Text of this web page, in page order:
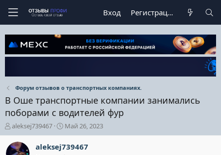
Вход Регистрация
Форум отзывов о транспортных компаниях.
В Оше транспортные компании занимались
поборами с водителей фур
А
в
т
о
aleksej739467
Д
а
т
а
Май 26, 2023
aleksej739467